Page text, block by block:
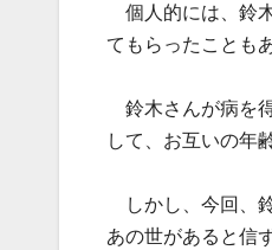
個人的には、鈴
てもらったことも
鈴木さんが病を
して、お互いの年
しかし、今回、
あの世があると信